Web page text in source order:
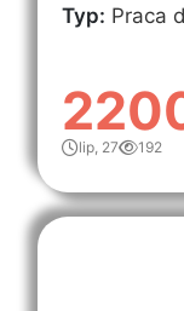
Typ: Praca
lip, 27 192